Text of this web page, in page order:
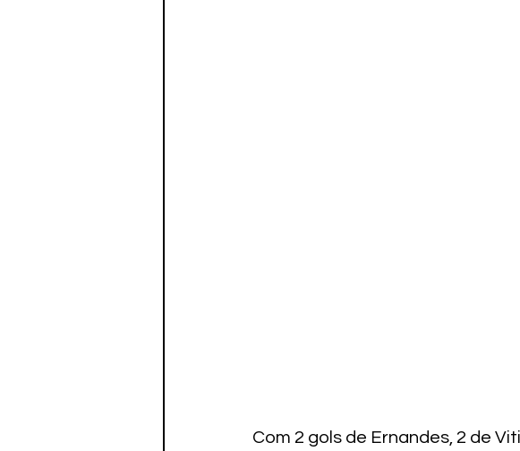
Com 2 gols de Ernandes, 2 de